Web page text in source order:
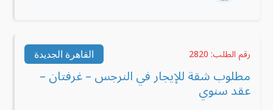
رقم الطلب: 2820 القاهرة الجديدة
مطلوب شقة للإيجار في النرجس – غرفتان –
عقد سنوي